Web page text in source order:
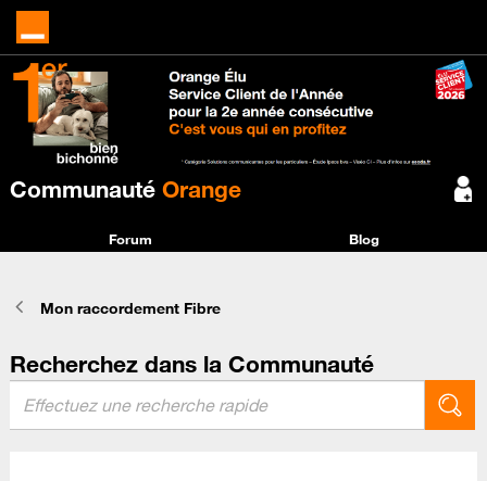
Communauté Orange
Forum Blog
Mon raccordement Fibre
Recherchez dans la Communauté